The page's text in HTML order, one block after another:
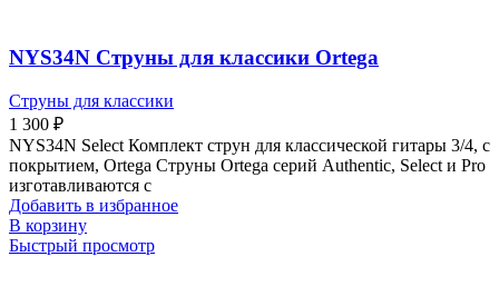
NYS34N Струны для классики Ortega
Струны для классики
1 300 ₽
NYS34N Select Комплект струн для классической гитары 3/4, с
покрытием, Ortega Струны Ortega серий Authentic, Select и Pro
изготавливаются с
Добавить в избранное
В корзину
Быстрый просмотр